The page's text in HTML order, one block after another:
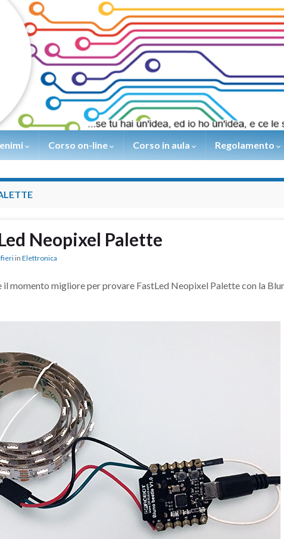
Corso on-line Corso in aula Regolamento
Neopixel Palette
in Elettronica
il momento migliore per provare FastLed Neopixel Palette con la